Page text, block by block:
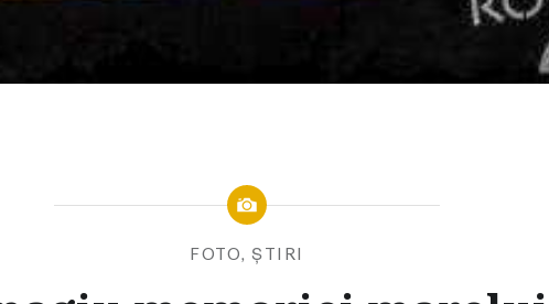
FOTO ,ȘTIRI